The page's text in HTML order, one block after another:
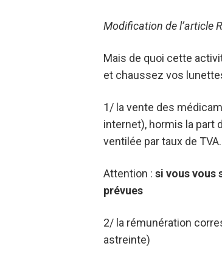
Modification de l’article
Mais de quoi cette
et chaussez vos
1/ la vente des
internet), hormis la part
ventilée par taux de TVA.
Attention : si vous vous
prévues
2/ la rémunération
astreinte)